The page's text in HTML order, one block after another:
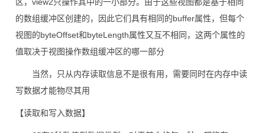
的数组缓冲区创建的，因此它们具有相同的buffer属性，但每个
视图的byteOffset和byteLength属性又互不相同，这两个属性的
值取决于视图操作数组缓冲区的哪一部分
当然，只从内存读取信息不是很有用，需要同时在内存中读
写数据才能物尽其用
【读取和写入数据】